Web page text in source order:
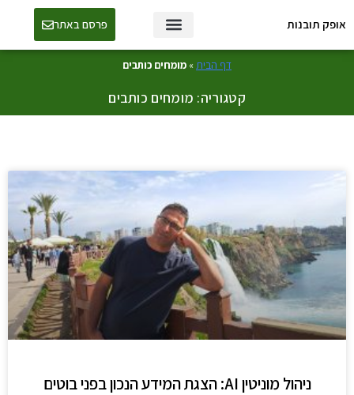
אופק תובנות פרסם באתר
דף הבית» מומחים כותבים
קטגוריה: מומחים כותבים
ניהול מוניטין AI: הצגת המידע הנכון בפני בוטים